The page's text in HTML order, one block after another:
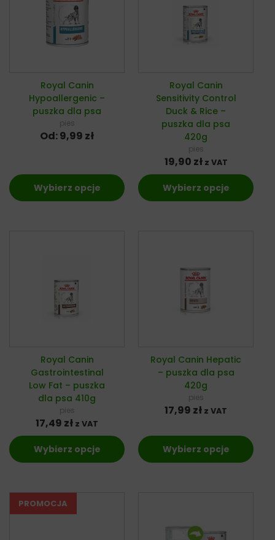
Royal Canin
Hypoallergenic –
puszka dla psa
pies
Od:9,99 zł
Wybierz opcje
Royal Canin
Sensitivity Control
Duck & Rice –
puszka dla psa
420g
pies
19,90 zł z VAT
Wybierz opcje
Royal Canin
Gastrointestinal
Low Fat – puszka
dla psa 410g
pies
17,49 zł z VAT
Wybierz opcje
Royal Canin Hepatic
– puszka dla psa
420g
pies
17,99 zł z VAT
Wybierz opcje